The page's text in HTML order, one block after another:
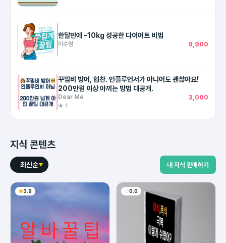
한달만에 -10kg 성공한 다이어트 비법
이수영 9,900
꾸밈비 방어, 협찬. 인플루언서가 아니어도 괜찮아요!
200만원 이상 아끼는 방법 대공개.
Dear Me 3,000
★ 1
지식 콘텐츠
최신순 내 지식 판매하기
3.9 0.0